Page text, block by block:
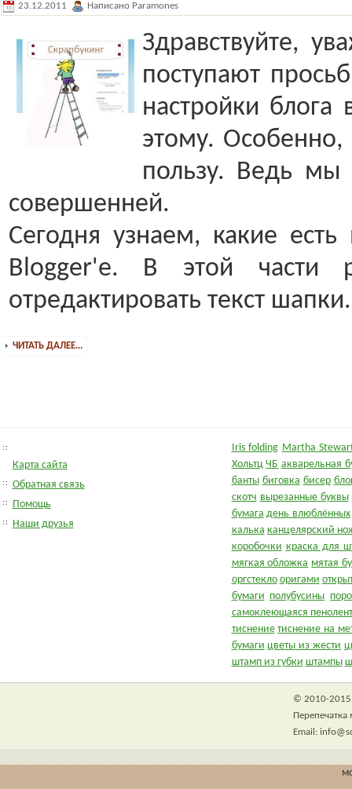
23.12.2011 Написано Paramones
Здравствуйте,
поступают
настройки
этому.
пользу. Ведь мы
совершенней.
Сегодня узнаем, какие
Blogger'е. В этой
отредактировать текст шапки.
ЧИТАТЬ ДАЛЕЕ...
Карта сайта
Обратная связь
Помощь
Наши друзья
Iris folding Martha
Хольтц ЧБ акварельная
банты биговка бисер
скотч вырезанные буквы
бумага день влюблённых
калька канцелярский
коробочки краска для
мягкая обложка мятая
оргстекло оригами
бумаги полубусины
самоклеющаяся
тиснение тиснение на
бумаги цветы из жести
штамп из губки штампы
© 2010-2015
Email: